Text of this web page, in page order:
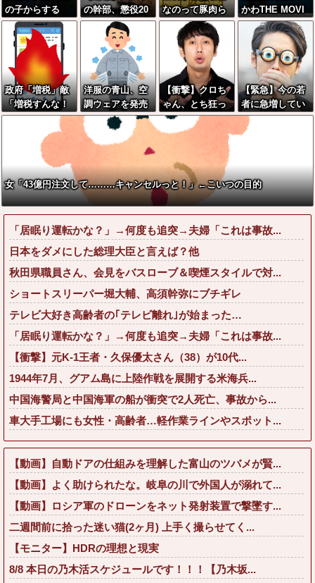
の子からする
「甘い匂い」の
正体、まさか分
からないDTなん
ておらんよな？
よな？w w w w
w w w w w w w
の幹部、懲役20
年に決定する←
コレは妥当
か？？？？？？
？
なのって豚肉ら
しいな
かわTHE MOVI
E、明日興行収
入1兆円突破が確
実にｗｗｗｗｗ
ｗｗｗｗｗｗｗ
ｗ
政府「増税」敵
「増税すんな！
増税メガネ！」
→政府「減税」
敵「減税すん
な！社会保障ど
うなる！」
洋服の青山、空
調ウェアを発売
ｗｗｗｗｗｗ
【衝撃】クロち
ゃん、とち狂っ
たツイートをす
る←コレ言うほ
か？？？？？？
【緊急】今の若
者に急増してい
る『コレ』依
存、めちゃくち
w w
女「43億円注文して………キャンセルっと！」←こいつの目的
「居眠り運転かな？」→何度も追突→夫婦「これは事故...
日本をダメにした総理大臣と言えば？他
秋田県職員さん、会見をバスローブ＆喫煙スタイルで対...
ショートスリーパー堀大輔、高須幹弥にブチギレ
テレビ大好き高齢者の｢テレビ離れ｣が始まった…
「居眠り運転かな？」→何度も追突→夫婦「これは事故...
【衝撃】元K-1王者・久保優太さん（38）が10代...
1944年7月、グアム島に上陸作戦を展開する米海兵...
中国海警局と中国海軍の船が衝突で2人死亡、事故から...
車大手工場にも女性・高齢者…軽作業ラインやスポット...
【動画】自動ドアの仕組みを理解した富山のツバメが賢...
【動画】よく助けられたな。岐阜の川で外国人が溺れて...
【動画】ロシア軍のドローンをネット発射装置で撃墜す...
二週間前に拾った迷い猫(2ヶ月) 上手く撮らせてく...
【モニター】HDRの理想と現実
8/8 本日の乃木活スケジュールです！！！【乃木坂...